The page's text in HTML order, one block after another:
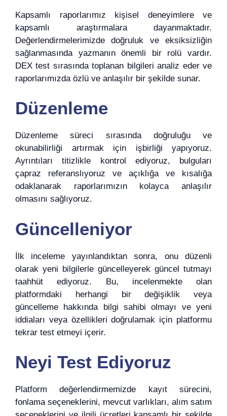
Kapsamlı raporlarımız kişisel deneyimlere ve
kapsamlı araştırmalara dayanmaktadır.
Değerlendirmelerimizde doğruluk ve eksiksizliğin
sağlanmasında yazmanın önemli bir rolü vardır.
DEX test sırasında toplanan bilgileri analiz eder ve
raporlarımızda özlü ve anlaşılır bir şekilde sunar.
Düzenleme
Düzenleme süreci sırasında doğruluğu ve
okunabilirliği artırmak için işbirliği yapıyoruz.
Ayrıntıları titizlikle kontrol ediyoruz, bulguları
çapraz referanslıyoruz ve açıklığa ve kısalığa
odaklanarak raporlarımızın kolayca anlaşılır
olmasını sağlıyoruz.
Güncelleniyor
İlk inceleme yayınlandıktan sonra, onu düzenli
olarak yeni bilgilerle güncelleyerek güncel tutmayı
taahhüt ediyoruz. Bu, incelenmekte olan
platformdaki herhangi bir değişiklik veya
güncelleme hakkında bilgi sahibi olmayı ve yeni
iddiaları veya özellikleri doğrulamak için platformu
tekrar test etmeyi içerir.
Neyi Test Ediyoruz
Platform değerlendirmemizde kayıt sürecini,
fonlama seçeneklerini, mevcut varlıkları, alım satım